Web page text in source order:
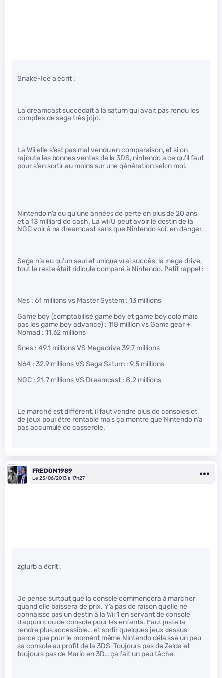
Snake-Ice a écrit :
La dreamcast succédait à la saturn qui avait pas rendu les
comptes de sega très jojo.
La Wii elle s’est pas mal vendu en comparaison, et si on
rajoute les bonnes ventes de la 3DS, nintendo a ce qu’il faut
pour s’en sortir au moins sur une génération selon moi.
Nintendo n’a eu qu’une années de perte en plus de 20 ans
et a 13 milliard de cash. La wii U peut avoir le destin de la
NGC voir à na dreamcast sans que Nintendo soit en danger.
Sega n’a eu qu’un seul et unique vrai succès, la mega drive,
tout le reste était ridicule comparé à Nintendo. Petit rappel :
Nes : 61 millions vs Master System : 13 millions
Game boy (comptabilisé game boy et game boy colo mais
pas les game boy advance) : 118 million vs Game gear +
Nomad : 11.62 millions
Snes : 49.1 millions VS Megadrive 39.7 millions
N64 : 32.9 millions VS Sega Saturn : 9.5 millions
NGC : 21.7 millions VS Dreamcast : 8.2 millions
Le marché est différent, il faut vendre plus de consoles et
de jeux pour être rentable mais ça montre que Nintendo n’a
pas accumulé de casserole.
FREDOM1989
Le 25/06/2013 à 17h27
zglurb a écrit :
Je pense surtout que la console commencera à marcher
quand elle baissera de prix. Y’a pas de raison qu’elle ne
connaisse pas un destin à la Wii 1 en servant de console
d’appoint ou de console pour les enfants. Faut juste la
rendre plus accessible… et sortir quelques jeux dessus
parce que pour le moment même Nintendo délaisse un peu
sa console au profit de la 3DS. Toujours pas de Zelda et
toujours pas de Mario en 3D… ça fait un peu tâche.